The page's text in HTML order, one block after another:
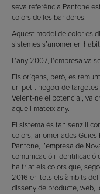
seva referència Pantone
colors de les banderes.
Aquest model de color es
sistemes s’anomenen
L’any 2007, l’empresa va
Els orígens, però, es
un petit negoci de
Veient-ne el potencial, va
aquell mateix any.
El sistema és tan senzill
colors, anomenades Guies
Pantone, l’empresa de
comunicació i identificació
ha triat els colors que,
2016 en tots els àmbits
disseny de producte, web,